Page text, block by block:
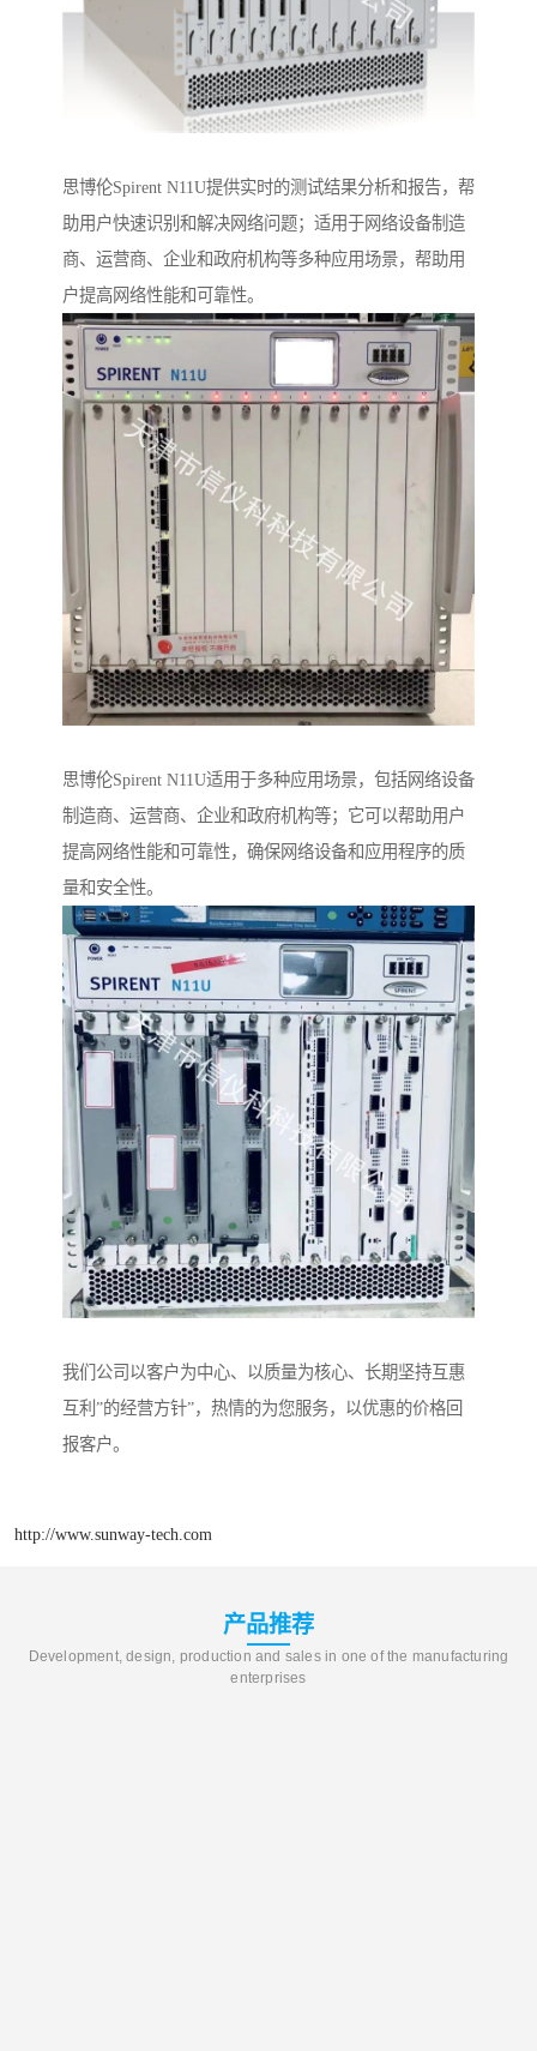
思博伦Spirent N11U提供实时的测试结果分析和报告，帮
助用户快速识别和解决网络问题；适用于网络设备制造
商、运营商、企业和政府机构等多种应用场景，帮助用
户提高网络性能和可靠性。
思博伦Spirent N11U适用于多种应用场景，包括网络设备
制造商、运营商、企业和政府机构等；它可以帮助用户
提高网络性能和可靠性，确保网络设备和应用程序的质
量和安全性。
我们公司以客户为中心、以质量为核心、长期坚持互惠
互利”的经营方针”，热情的为您服务，以优惠的价格回
报客户。
http://www.sunway-tech.com
产品推荐
Development, design, production and sales in one of the manufacturing
enterprises